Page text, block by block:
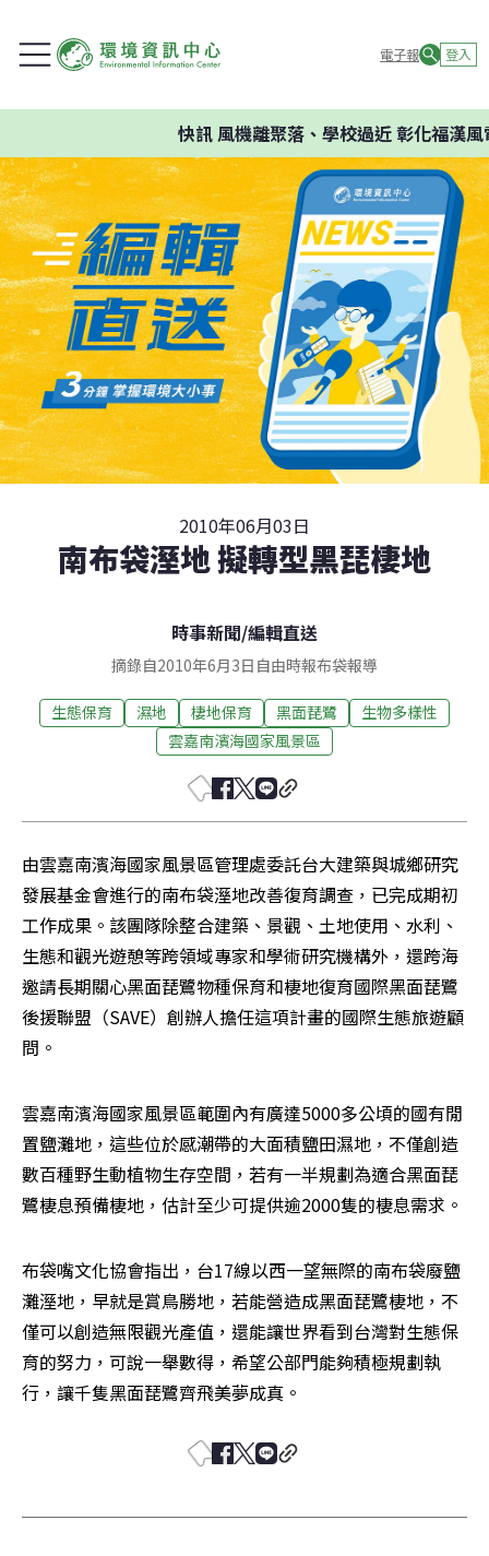
電子報 登入
快訊風機離聚落、學校過近 彰化福漢風
2010年06月03日
南布袋溼地 擬轉型黑琵棲地
時事新聞/編輯直送
摘錄自2010年6月3日自由時報布袋報導
生態保育 濕地 棲地保育 黑面琵鷺
生物多樣性
雲嘉南濱海國家風景區
由雲嘉南濱海國家風景區管理處委託台大建築與城鄉研究
發展基金會進行的南布袋溼地改善復育調查，已完成期初
工作成果。該團隊除整合建築、景觀、土地使用、水利、
生態和觀光遊憩等跨領域專家和學術研究機構外，還跨海
邀請長期關心黑面琵鷺物種保育和棲地復育國際黑面琵鷺
後援聯盟（SAVE）創辦人擔任這項計畫的國際生態旅遊顧
問。
雲嘉南濱海國家風景區範圍內有廣達5000多公頃的國有閒
置鹽灘地，這些位於感潮帶的大面積鹽田濕地，不僅創造
數百種野生動植物生存空間，若有一半規劃為適合黑面琵
鷺棲息預備棲地，估計至少可提供逾2000隻的棲息需求。
布袋嘴文化協會指出，台17線以西一望無際的南布袋廢鹽
灘溼地，早就是賞鳥勝地，若能營造成黑面琵鷺棲地，不
僅可以創造無限觀光產值，還能讓世界看到台灣對生態保
育的努力，可說一舉數得，希望公部門能夠積極規劃執
行，讓千隻黑面琵鷺齊飛美夢成真。